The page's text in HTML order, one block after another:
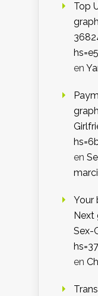
Top
en
en
Your
Next
Sex-
en